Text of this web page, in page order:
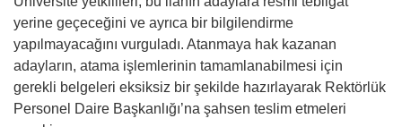
yerine geçeceğini ve ayrıca bir bilgilendirme
yapılmayacağını vurguladı. Atanmaya hak kazanan
adayların, atama işlemlerinin tamamlanabilmesi için
gerekli belgeleri eksiksiz bir şekilde hazırlayarak Rektörlük
Personel Daire Başkanlığı’na şahsen teslim etmeleri